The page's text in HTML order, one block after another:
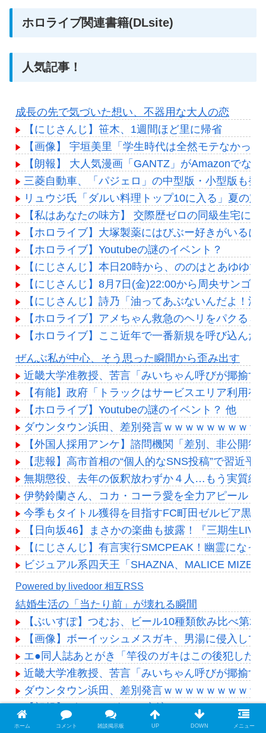
ホロライブ関連書籍(DLsite)
人気記事！
成長の先で気づいた想い、不器用な大人の恋
【にじさんじ】笹木、1週間ほど里に帰省
【画像】 宇垣美里「学生時代は全然モテなかっ
【朗報】 大人気漫画「GANTZ」がAmazonでな
三菱自動車、「パジェロ」の中型版・小型版も発
リュウジ氏「ダルい料理トップ10に入る」夏の
【私はあなたの味方】 交際歴ゼロの同級生宅に
【ホロライブ】大塚製薬にはびぶー好きがいるに
【ホロライブ】Youtubeの謎のイベント？
【にじさんじ】本日20時から、ののはとあゆゆで
【にじさんじ】8月7日(金)22:00から周央サンゴ
【にじさんじ】詩乃「油ってあぶないんだよ！油
【ホロライブ】アメちゃん救急のヘリをパクる→
【ホロライブ】ここ近年で一番新規を呼び込んだ
Powered by livedoor 相互RSS
ぜんぶ私が中心、そう思った瞬間から歪み出す
近畿大学准教授、苦言「みいちゃん呼びが揶揄
【有能】政府「トラックはサービスエリア利用
【ホロライブ】Youtubeの謎のイベント？ 他
ダウンタウン浜田、差別発言ｗｗｗｗｗｗｗｗｗ
【外国人採用アンケ】諮問機関「差別、非公開
【悲報】高市首相の“個人的なSNS投稿”で習近平
無期懲役、去年の仮釈放わずか４人…もう実質終
伊勢鈴蘭さん、コカ・コーラ愛を全力アピール！
今季もタイトル獲得を目指すFC町田ゼルビア黒
【日向坂46】まさかの楽曲も披露！『三期生
【にじさんじ】有言実行SMCPEAK！幽霊になっ
ビジュアル系四天王「SHAZNA、MALICE
Powered by livedoor 相互RSS
結婚生活の「当たり前」が壊れる瞬間
【ぶいすぽ】つむお、ビール10種類飲み比べ第
【画像】ボーイッシュメスガキ、男湯に侵入して
エ●同人誌あとがき「竿役のガキはこの後犯した
近畿大学准教授、苦言「みいちゃん呼びが揶揄
ダウンタウン浜田、差別発言ｗｗｗｗｗｗｗｗｗ
【朗報】ゲーミングPCの主流はVRAM 8GBから
ジャンポケ斉藤の被害女性「バウムクーヘン売っ
ホーム コメント 雑談掲示板 UP DOWN メニュー